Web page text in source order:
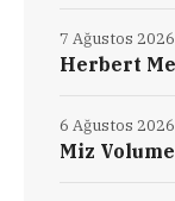
Herbert
7 Ağustos 2026
Miz
6 Ağustos 2026